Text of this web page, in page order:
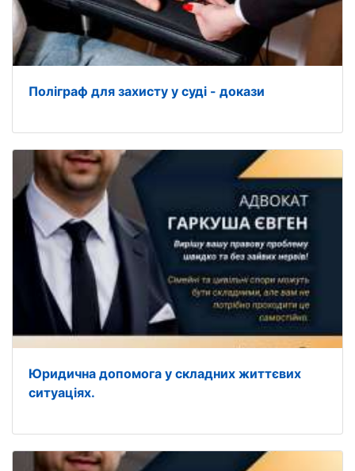
Поліграф для захисту у суді - докази
Юридична допомога у складних життєвих
ситуаціях.